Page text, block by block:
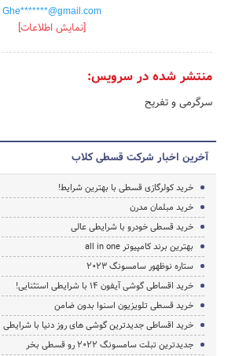
Ghe*******@gmail.com
[نمایش اطلاعات]
منتشر شده در سرویس:
سرگرمی و تفریح
آخرین اخبار شرکت قسطی کلاب
خرید کولرگازی قسطی با بهترین شرایط!
خرید مبلمان مدرن
خرید قسطی خودرو با شرایطی عالی
بهترین برند کامپیوتر all in one
ستاره نوظهور سامسونگ 2023
خرید اقساطی گوشی آیفون 14 با شرایطی استثنایی!
خرید قسطی تلویزیون اسنوا بدون ضامن
خرید اقساطی جدیدترین گوشی های روز دنیا با شرایطی
جدیدترین تبلت سامسونگ 2022 رو قسطی بخر